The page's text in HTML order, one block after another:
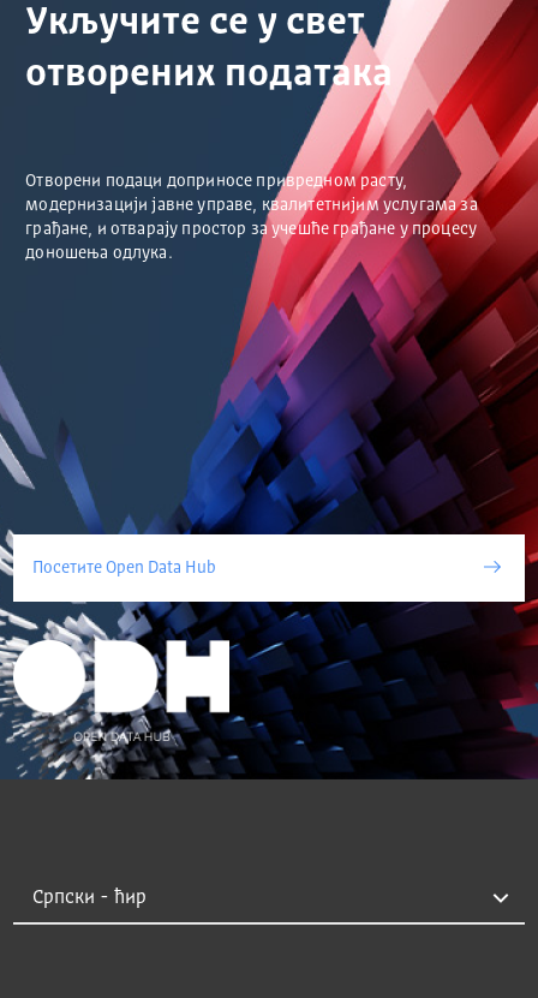
Укључите се у свет
отворених података
Отворени подаци доприносе привредном расту,
модернизацији јавне управе, квалитетнијим услугама за
грађане, и отварају простор за учешће грађане у процесу
доношења одлука.
Посетите Open Data Hub